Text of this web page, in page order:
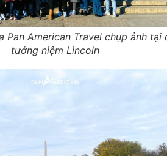
Pan American Travel chụp ảnh tại
tưởng niệm Lincoln